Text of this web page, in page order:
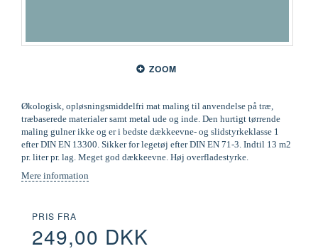
ZOOM
Økologisk, opløsningsmiddelfri mat maling til anvendelse på træ,
træbaserede materialer samt metal ude og inde. Den hurtigt tørrende
maling gulner ikke og er i bedste dækkeevne- og slidstyrkeklasse 1
efter DIN EN 13300. Sikker for legetøj efter DIN EN 71-3. Indtil 13 m2
pr. liter pr. lag. Meget god dækkeevne. Høj overfladestyrke.
Mere information
PRIS FRA
249,00 DKK